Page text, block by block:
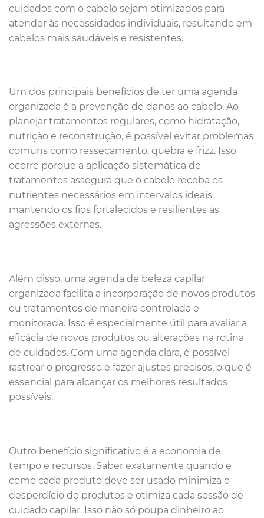
cuidados com o cabelo sejam otimizados para
atender às necessidades individuais, resultando em
cabelos mais saudáveis e resistentes.
Um dos principais benefícios de ter uma agenda
organizada é a prevenção de danos ao cabelo. Ao
planejar tratamentos regulares, como hidratação,
nutrição e reconstrução, é possível evitar problemas
comuns como ressecamento, quebra e frizz. Isso
ocorre porque a aplicação sistemática de
tratamentos assegura que o cabelo receba os
nutrientes necessários em intervalos ideais,
mantendo os fios fortalecidos e resilientes às
agressões externas.
Além disso, uma agenda de beleza capilar
organizada facilita a incorporação de novos produtos
ou tratamentos de maneira controlada e
monitorada. Isso é especialmente útil para avaliar a
eficácia de novos produtos ou alterações na rotina
de cuidados. Com uma agenda clara, é possível
rastrear o progresso e fazer ajustes precisos, o que é
essencial para alcançar os melhores resultados
possíveis.
Outro benefício significativo é a economia de
tempo e recursos. Saber exatamente quando e
como cada produto deve ser usado minimiza o
desperdício de produtos e otimiza cada sessão de
cuidado capilar. Isso não só poupa dinheiro ao